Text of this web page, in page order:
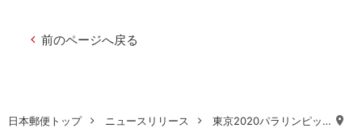
日本郵便トップ ニュースリリース 東京2020パラリンピッ…
前のページへ戻る